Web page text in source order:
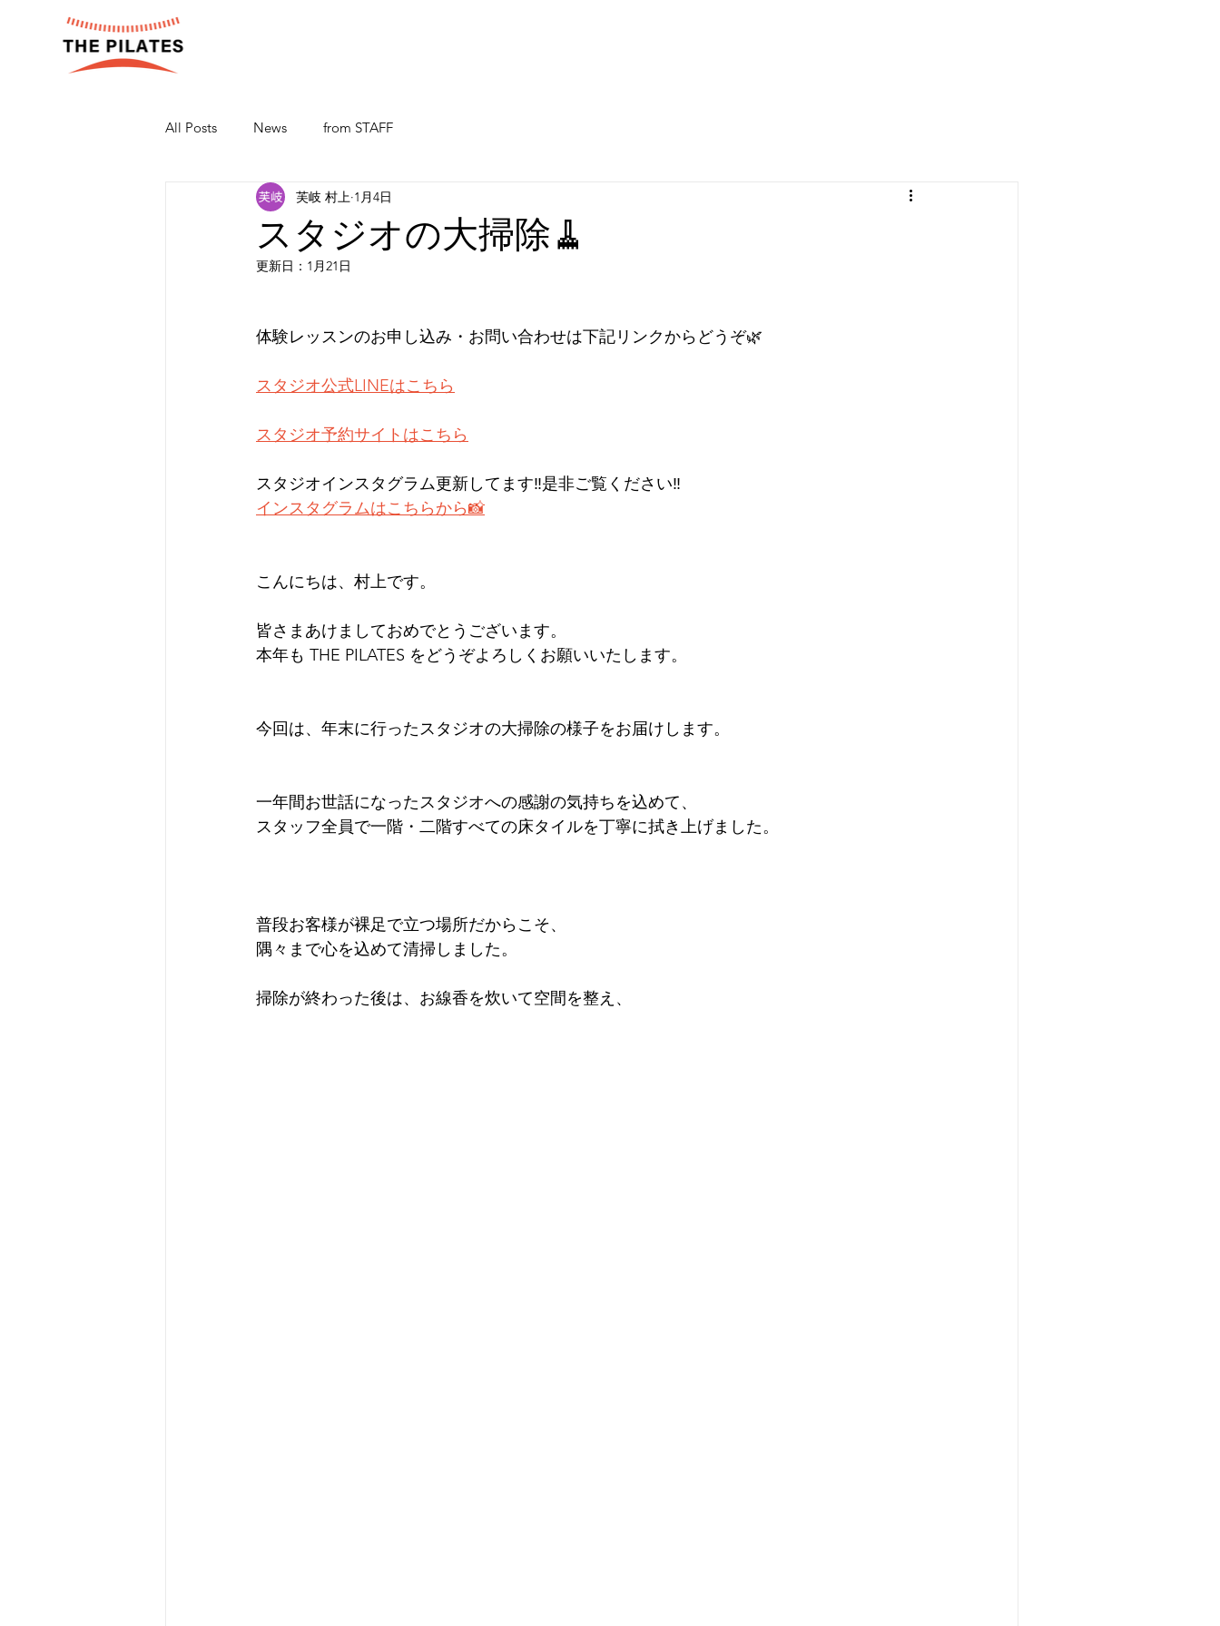
All Posts News from STAFF
スタジオの大掃除🧹
芙岐 村上 1月4日
更新日： 1月21日
体験レッスンのお申し込み・お問い合わせは下記リンクからどうぞ🌿
スタジオ公式LINEはこちら
スタジオ予約サイトはこちら
スタジオインスタグラム更新してます‼︎是非ご覧ください‼︎
インスタグラムはこちらから📸
こんにちは、村上です。
皆さまあけましておめでとうございます。
本年も THE PILATES をどうぞよろしくお願いいたします。
今回は、年末に行ったスタジオの大掃除の様子をお届けします。
一年間お世話になったスタジオへの感謝の気持ちを込めて、
スタッフ全員で一階・二階すべての床タイルを丁寧に拭き上げました。
普段お客様が裸足で立つ場所だからこそ、
隅々まで心を込めて清掃しました。
掃除が終わった後は、お線香を炊いて空間を整え、